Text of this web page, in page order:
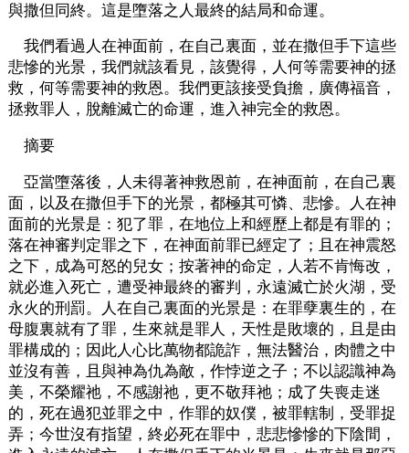
與撒但同終。這是墮落之人最終的結局和命運。
我們看過人在神面前，在自己裏面，並在撒但手下這些
悲慘的光景，我們就該看見，該覺得，人何等需要神的拯
救，何等需要神的救恩。我們更該接受負擔，廣傳福音，
拯救罪人，脫離滅亡的命運，進入神完全的救恩。
摘要
亞當墮落後，人未得著神救恩前，在神面前，在自己裏
面，以及在撒但手下的光景，都極其可憐、悲慘。人在神
面前的光景是：犯了罪，在地位上和經歷上都是有罪的；
落在神審判定罪之下，在神面前罪已經定了；且在神震怒
之下，成為可怒的兒女；按著神的命定，人若不肯悔改，
就必進入死亡，遭受神最終的審判，永遠滅亡於火湖，受
永火的刑罰。人在自己裏面的光景是：在罪孽裏生的，在
母腹裏就有了罪，生來就是罪人，天性是敗壞的，且是由
罪構成的；因此人心比萬物都詭詐，無法醫治，肉體之中
並沒有善，且與神為仇為敵，作悖逆之子；不以認識神為
美，不榮耀祂，不感謝祂，更不敬拜祂；成了失喪走迷
的，死在過犯並罪之中，作罪的奴僕，被罪轄制，受罪捉
弄；今世沒有指望，終必死在罪中，悲悲慘慘的下陰間，